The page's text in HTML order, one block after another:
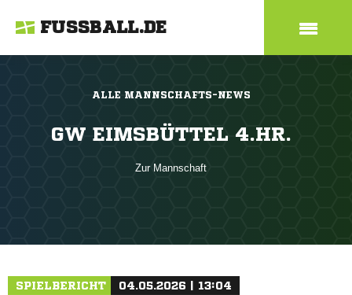
FUSSBALL.DE
ALLE MANNSCHAFTS-NEWS
GW EIMSBÜTTEL 4.HR.
Zur Mannschaft
SPIELBERICHT 04.05.2026 | 13:04